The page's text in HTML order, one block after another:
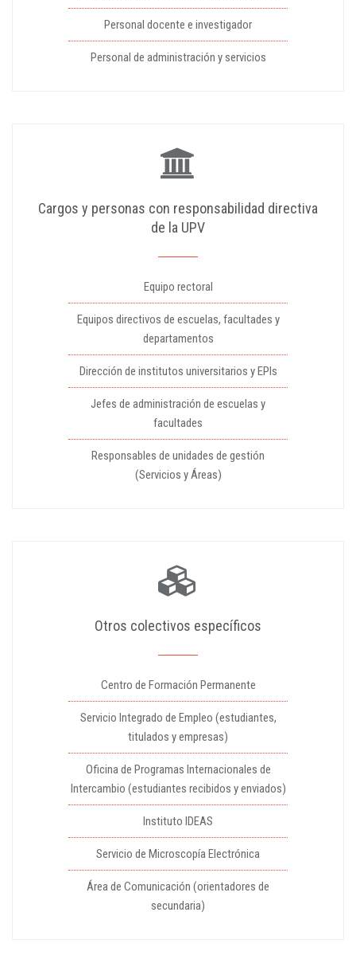
Personal docente e investigador
Personal de administración y servicios
Cargos y personas con responsabilidad directiva
de la UPV
Equipo rectoral
Equipos directivos de escuelas, facultades y
departamentos
Dirección de institutos universitarios y EPIs
Jefes de administración de escuelas y
facultades
Responsables de unidades de gestión
(Servicios y Áreas)
Otros colectivos específicos
Centro de Formación Permanente
Servicio Integrado de Empleo (estudiantes,
titulados y empresas)
Oficina de Programas Internacionales de
Intercambio (estudiantes recibidos y enviados)
Instituto IDEAS
Servicio de Microscopía Electrónica
Área de Comunicación (orientadores de
secundaria)